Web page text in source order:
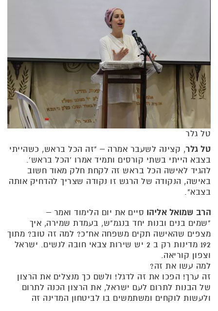
טל גלר
טל גלר, קצינה לשעבר אמרה – "זה הכל בראש, כשהייתי
בצבא הייתי בשתי קורסים ותמיד אמרו 'הכל בראש'.
להגיד לאישה הכל בראש זה לקחת חלק מאוד חשוב
באישה, הנקודה של הרגש זו נקודה שצריך להדחיק אותה
בצבא".
הרב שמואל אליהו סיים את יום הלימוד ואמר –
"שמים בנים ובנות יחד בנגמ"ש, בעמדת שמירה, איך
מצפים שהאישה תקים משפחה אח"כ? למה זה טוב? מתוך
192 מדינות רק ב 2 יש שירות צבאי חובה לנשים. ישראל
וצפון קוריאה.
למה עשו את זה?
זה ערך! הפכו את זה לדגל! ולשם כך מנצלים את הרצון
של הבנות לתרום לעם ישראל, את הרצון הכנה לתרום
ולעשות לוקחים ומשתמשים בו לביטחון המדינה זה